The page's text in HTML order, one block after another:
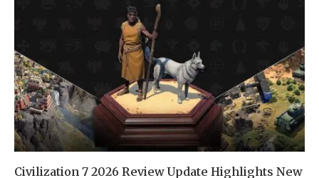
Civilization 7 2026 Review Update Highlights New